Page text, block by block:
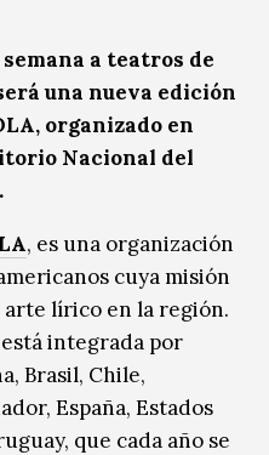
a teatros de
una nueva edición
organizado en
Nacional del
, es una organización
cuya misión
lírico en la región.
integrada por
Brasil, Chile,
España, Estados
que cada año se